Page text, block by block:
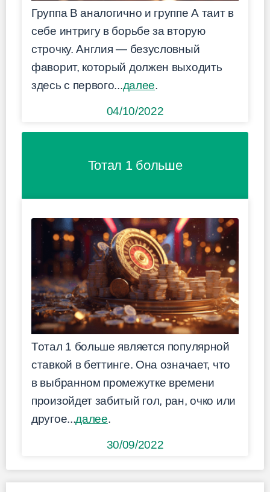
Группа B аналогично и группе А таит в
себе интригу в борьбе за вторую
строчку. Англия — безусловный
фаворит, который должен выходить
здесь с первого...далее.
04/10/2022
Тотал 1 больше
Тотал 1 больше является популярной
ставкой в беттинге. Она означает, что
в выбранном промежутке времени
произойдет забитый гол, ран, очко или
другое...далее.
30/09/2022